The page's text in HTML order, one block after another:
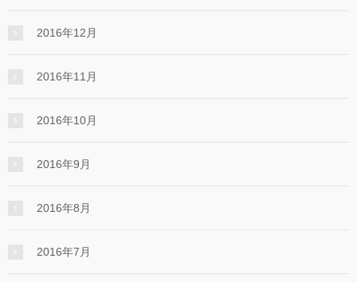
2016年12月
2016年11月
2016年10月
2016年9月
2016年8月
2016年7月